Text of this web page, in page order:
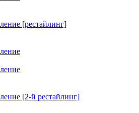
[рестайлинг]
[2-й рестайлинг]